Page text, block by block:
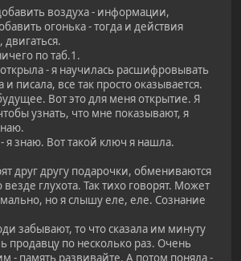
воздуха - информации,
огонька - тогда и действия
двигаться.
по таб.1.
- я научилась расшифровывать
писала, все так просто оказывается.
Вот это для меня открытие. Я
узнать, что мне показывают, я
я знаю. Вот такой ключ я нашла.
друг другу подарочки, обмениваются
глухота. Так тихо говорят. Может
но я слышу еле, еле. Сознание
забывают, то что сказала им минуту
продавцу по несколько раз. Очень
- память развивайте. А потом поняла -